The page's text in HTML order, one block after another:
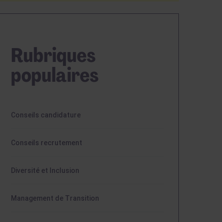
Rubriques
populaires
Conseils candidature
Conseils recrutement
Diversité et Inclusion
Management de Transition